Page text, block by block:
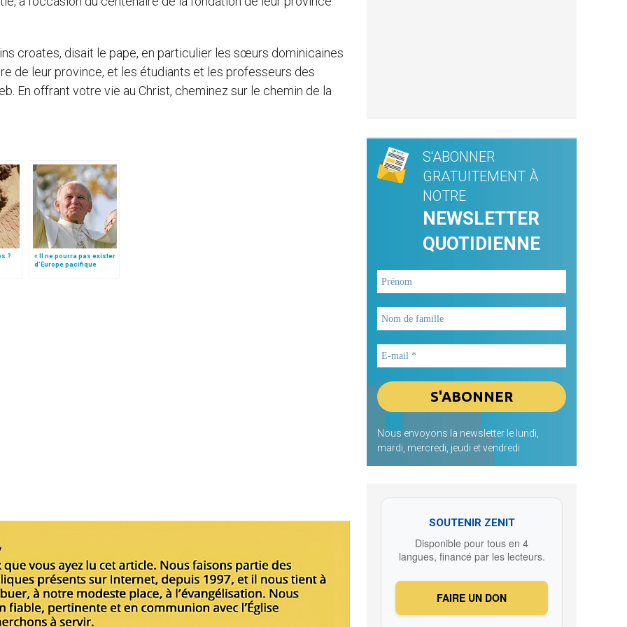
croates, disait le pape, en particulier les sœurs dominicaines
de leur province, et les étudiants et les professeurs des
En offrant votre vie au Christ, cheminez sur le chemin de la
?
« Il ne pourra pas exister
d’Europe pacifique
S'ABONNER
GRATUITEMENT À
NOTRE
NEWSLETTER
QUOTIDIENNE
Nous envoyons la newsletter le lundi,
mardi, mercredi, jeudi et vendredi
SOUTENIR ZENIT
Disponible pour tous en 4
langues, financé par les lecteurs.
FAIRE UN DON